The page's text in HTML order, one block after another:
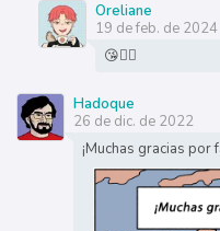
Oreliane
19 de feb. de 2024
😘👌🏻
Hadoque
26 de dic. de 2022
¡Muchas gracias por